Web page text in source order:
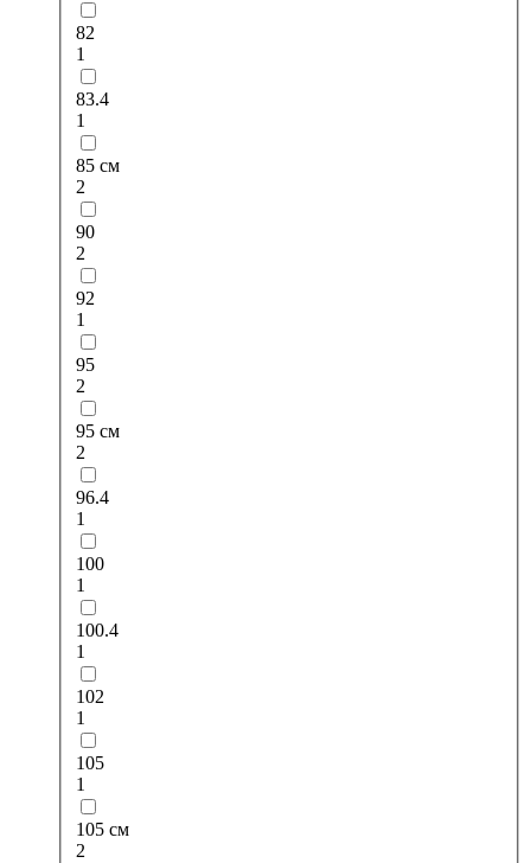
82
1
83.4
1
85 см
2
90
2
92
1
95
2
95 см
2
96.4
1
100
1
100.4
1
102
1
105
1
105 см
2